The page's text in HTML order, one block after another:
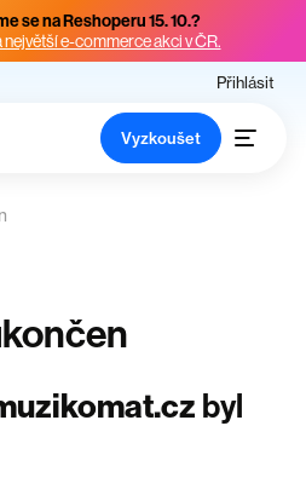
se na Reshoperu 15. 10.?
největší e-commerce akci v ČR.
Přihlásit
Vyzkoušet
byl